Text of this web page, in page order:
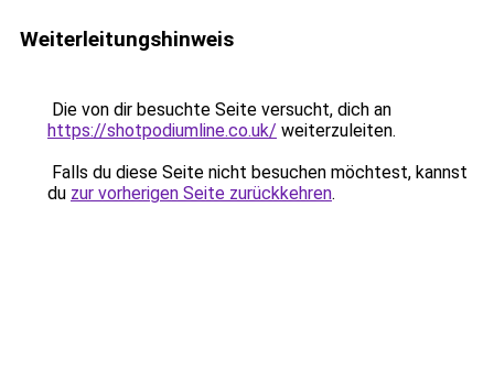
Weiterleitungshinweis
Die von dir besuchte Seite versucht, dich an
https://shotpodiumline.co.uk/ weiterzuleiten.
Falls du diese Seite nicht besuchen möchtest, kannst
du zur vorherigen Seite zurückkehren.